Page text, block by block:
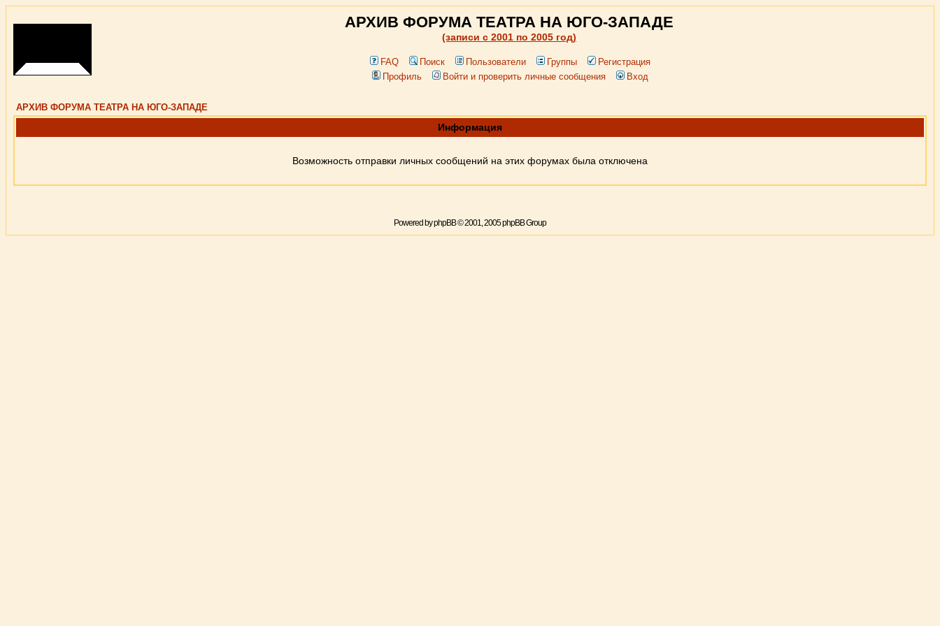
АРХИВ ФОРУМА ТЕАТРА НА ЮГО-ЗАПАДЕ
(записи c 2001 по 2005 год)
FAQ Поиск Пользователи Группы
Регистрация
Профиль
Войти и проверить личные сообщения Вход
АРХИВ ФОРУМА ТЕАТРА НА ЮГО-ЗАПАДЕ
Информация
Возможность отправки личных сообщений на этих форумах была отключена
Powered byphpBB© 2001, 2005 phpBB Group